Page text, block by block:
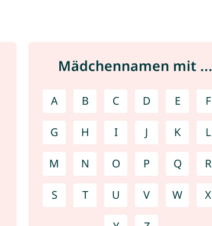
Mädchennamen mit ...
A B C D E F
G H I J K L
M N O P Q R
S T U V W X